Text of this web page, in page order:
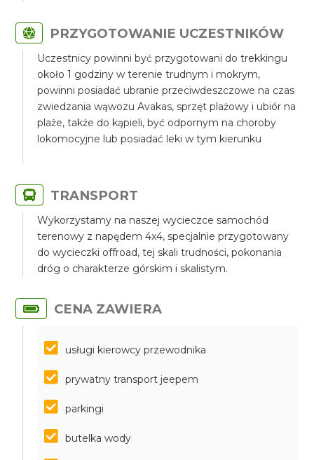
PRZYGOTOWANIE UCZESTNIKÓW
Uczestnicy powinni być przygotowani do trekkingu
około 1 godziny w terenie trudnym i mokrym,
powinni posiadać ubranie przeciwdeszczowe na czas
zwiedzania wąwozu Avakas, sprzęt plażowy i ubiór na
plaże, także do kąpieli, być odpornym na choroby
lokomocyjne lub posiadać leki w tym kierunku
TRANSPORT
Wykorzystamy na naszej wycieczce samochód
terenowy z napędem 4x4, specjalnie przygotowany
do wycieczki offroad, tej skali trudności, pokonania
dróg o charakterze górskim i skalistym.
CENA ZAWIERA
usługi kierowcy przewodnika
prywatny transport jeepem
parkingi
butelka wody